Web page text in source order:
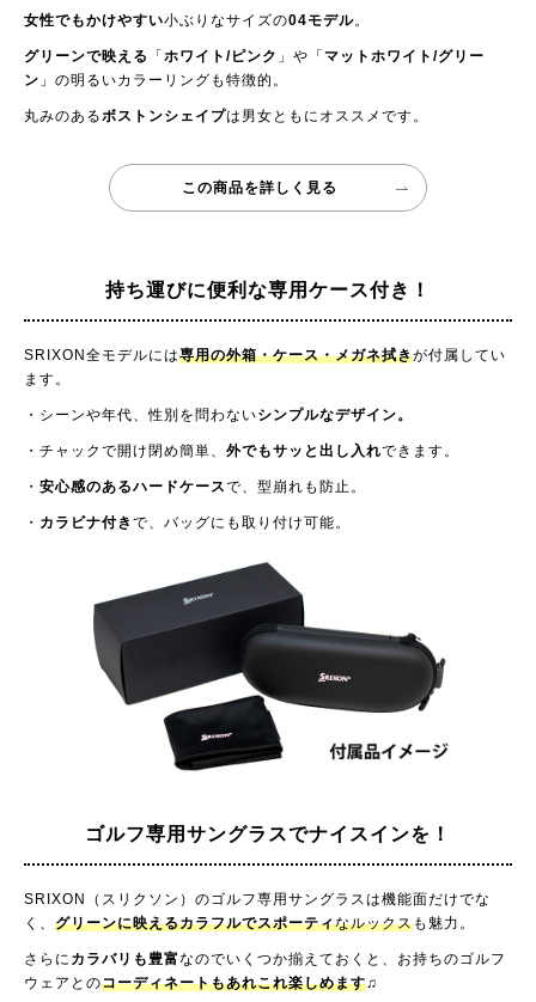
女性でもかけやすい小ぶりなサイズの04モデル。
グリーンで映える 「ホワイト/ピンク 」や「 マットホワイト/グリー
ン 」の明るいカラーリングも特徴的。
丸みのある ボストンシェイプは男女ともにオススメです。
この商品を詳しく見る
持ち運びに便利な専用ケース付き！
SRIXON全モデルには専用の外箱・ケース・メガネ拭きが付属してい
ます。
・シーンや年代、性別を問わないシンプルなデザイン。
・チャックで開け閉め簡単、 外でもサッと出し入れできます。
・ 安心感のあるハードケースで、型崩れも防止。
・ カラビナ付き で、バッグにも取り付け可能。
ゴルフ専用サングラスでナイスインを！
SRIXON（スリクソン）のゴルフ専用サングラスは機能面だけでな
く、 グリーンに映えるカラフルでスポーティなルックスも魅力。
さらに カラバリも豊富なのでいくつか揃えておくと、お持ちのゴルフ
ウェアとのコーディネートもあれこれ楽しめます♫